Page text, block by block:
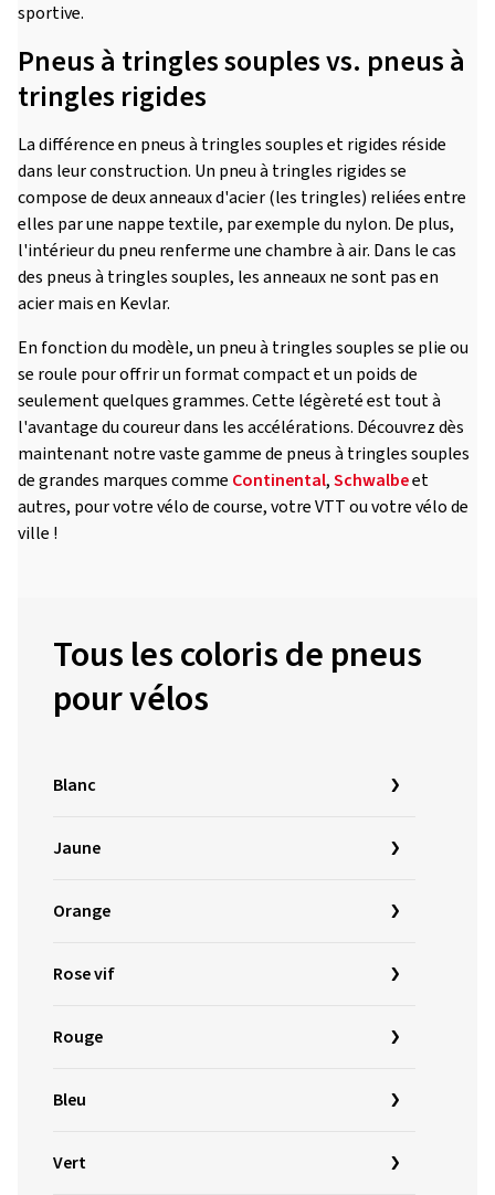
sportive.
Pneus à tringles souples vs. pneus à
tringles rigides
La différence en pneus à tringles souples et rigides réside
dans leur construction. Un pneu à tringles rigides se
compose de deux anneaux d'acier (les tringles) reliées entre
elles par une nappe textile, par exemple du nylon. De plus,
l'intérieur du pneu renferme une chambre à air. Dans le cas
des pneus à tringles souples, les anneaux ne sont pas en
acier mais en Kevlar.
En fonction du modèle, un pneu à tringles souples se plie ou
se roule pour offrir un format compact et un poids de
seulement quelques grammes. Cette légèreté est tout à
l'avantage du coureur dans les accélérations. Découvrez dès
maintenant notre vaste gamme de pneus à tringles souples
de grandes marques comme Continental,Schwalbeet
autres, pour votre vélo de course, votre VTT ou votre vélo de
ville !
Tous les coloris de pneus
pour vélos
Blanc
Jaune
Orange
Rose vif
Rouge
Bleu
Vert